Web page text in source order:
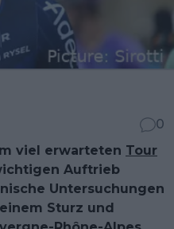
0
viel erwarteten Tour
Auftrieb
Untersuchungen
Sturz und